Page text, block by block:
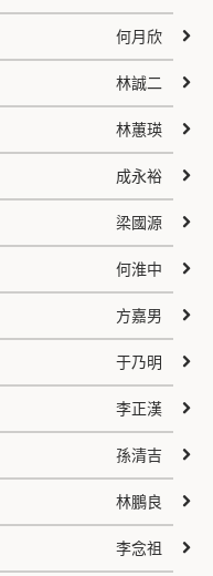
何月欣
林誠二
林蕙瑛
成永裕
梁國源
何淮中
方嘉男
于乃明
李正漢
孫清吉
林鵬良
李念祖